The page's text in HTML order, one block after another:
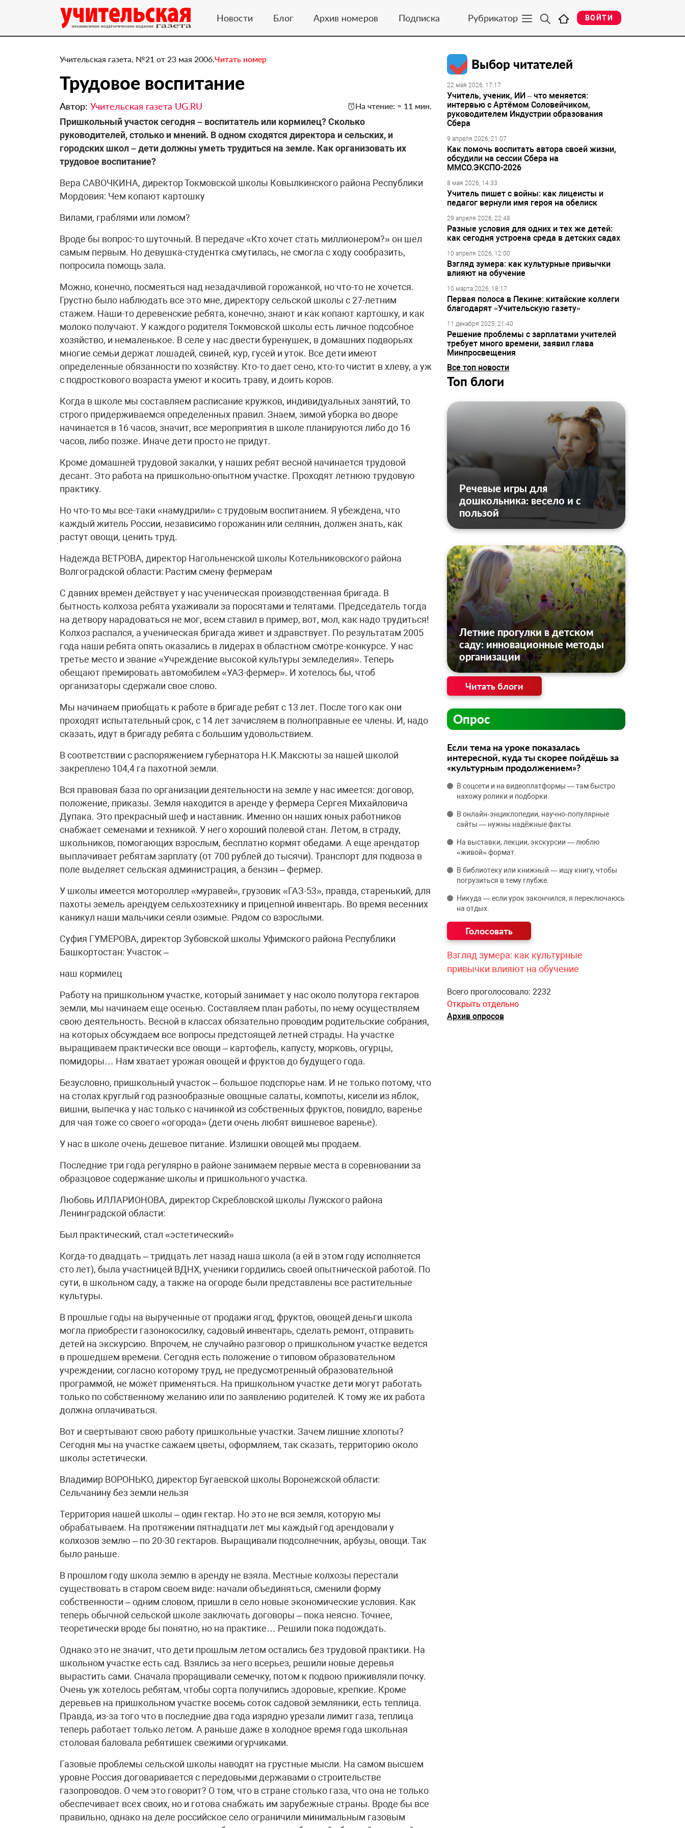
Новости Блог Архив номеров Подписка Рубрикатор ВОЙТИ
Учительская газета, №21 от 23 мая 2006.Читать номер
Трудовое воспитание
Автор: Учительская газета UG.RU На чтение: ≈ 11 мин.
Пришкольный участок сегодня – воспитатель или кормилец? Сколько
руководителей, столько и мнений. В одном сходятся директора и сельских, и
городских школ – дети должны уметь трудиться на земле. Как организовать их
трудовое воспитание?
Вера САВОЧКИНА, директор Токмовской школы Ковылкинского района Республики
Мордовия: Чем копают картошку
Вилами, граблями или ломом?
Вроде бы вопрос-то шуточный. В передаче «Кто хочет стать миллионером?» он шел
самым первым. Но девушка-студентка смутилась, не смогла с ходу сообразить,
попросила помощь зала.
Можно, конечно, посмеяться над незадачливой горожанкой, но что-то не хочется.
Грустно было наблюдать все это мне, директору сельской школы с 27-летним
стажем. Наши-то деревенские ребята, конечно, знают и как копают картошку, и как
молоко получают. У каждого родителя Токмовской школы есть личное подсобное
хозяйство, и немаленькое. В селе у нас двести буренушек, в домашних подворьях
многие семьи держат лошадей, свиней, кур, гусей и уток. Все дети имеют
определенные обязанности по хозяйству. Кто-то дает сено, кто-то чистит в хлеву, а уж
с подросткового возраста умеют и косить траву, и доить коров.
Когда в школе мы составляем расписание кружков, индивидуальных занятий, то
строго придерживаемся определенных правил. Знаем, зимой уборка во дворе
начинается в 16 часов, значит, все мероприятия в школе планируются либо до 16
часов, либо позже. Иначе дети просто не придут.
Кроме домашней трудовой закалки, у наших ребят весной начинается трудовой
десант. Это работа на пришкольно-опытном участке. Проходят летнюю трудовую
практику.
Но что-то мы все-таки «намудрили» с трудовым воспитанием. Я убеждена, что
каждый житель России, независимо горожанин или селянин, должен знать, как
растут овощи, ценить труд.
Надежда ВЕТРОВА, директор Нагольненской школы Котельниковского района
Волгоградской области: Растим смену фермерам
С давних времен действует у нас ученическая производственная бригада. В
бытность колхоза ребята ухаживали за поросятами и телятами. Председатель тогда
на детвору нарадоваться не мог, всем ставил в пример, вот, мол, как надо трудиться!
Колхоз распался, а ученическая бригада живет и здравствует. По результатам 2005
года наши ребята опять оказались в лидерах в областном смотре-конкурсе. У нас
третье место и звание «Учреждение высокой культуры земледелия». Теперь
обещают премировать автомобилем «УАЗ-фермер». И хотелось бы, чтоб
организаторы сдержали свое слово.
Мы начинаем приобщать к работе в бригаде ребят с 13 лет. После того как они
проходят испытательный срок, с 14 лет зачисляем в полноправные ее члены. И, надо
сказать, идут в бригаду ребята с большим удовольствием.
В соответствии с распоряжением губернатора Н.К.Максюты за нашей школой
закреплено 104,4 га пахотной земли.
Вся правовая база по организации деятельности на земле у нас имеется: договор,
положение, приказы. Земля находится в аренде у фермера Сергея Михайловича
Дупака. Это прекрасный шеф и наставник. Именно он наших юных работников
снабжает семенами и техникой. У него хороший полевой стан. Летом, в страду,
школьников, помогающих взрослым, бесплатно кормят обедами. А еще арендатор
выплачивает ребятам зарплату (от 700 рублей до тысячи). Транспорт для подвоза в
поле выделяет сельская администрация, а бензин – фермер.
У школы имеется мотороллер «муравей», грузовик «ГАЗ-53», правда, старенький, для
пахоты земель арендуем сельхозтехнику и прицепной инвентарь. Во время весенних
каникул наши мальчики сеяли озимые. Рядом со взрослыми.
Суфия ГУМЕРОВА, директор Зубовской школы Уфимского района Республики
Башкортостан: Участок –
наш кормилец
Работу на пришкольном участке, который занимает у нас около полутора гектаров
земли, мы начинаем еще осенью. Составляем план работы, по нему осуществляем
свою деятельность. Весной в классах обязательно проводим родительские собрания,
на которых обсуждаем все вопросы предстоящей летней страды. На участке
выращиваем практически все овощи – картофель, капусту, морковь, огурцы,
помидоры… Нам хватает урожая овощей и фруктов до будущего года.
Безусловно, пришкольный участок – большое подспорье нам. И не только потому, что
на столах круглый год разнообразные овощные салаты, компоты, кисели из яблок,
вишни, выпечка у нас только с начинкой из собственных фруктов, повидло, варенье
для чая тоже со своего «огорода» (дети очень любят вишневое варенье).
У нас в школе очень дешевое питание. Излишки овощей мы продаем.
Последние три года регулярно в районе занимаем первые места в соревновании за
образцовое содержание школы и пришкольного участка.
Любовь ИЛЛАРИОНОВА, директор Скребловской школы Лужского района
Ленинградской области:
Был практический, стал «эстетический»
Когда-то двадцать – тридцать лет назад наша школа (а ей в этом году исполняется
сто лет), была участницей ВДНХ, ученики гордились своей опытнической работой. По
сути, в школьном саду, а также на огороде были представлены все растительные
культуры.
В прошлые годы на вырученные от продажи ягод, фруктов, овощей деньги школа
могла приобрести газонокосилку, садовый инвентарь, сделать ремонт, отправить
детей на экскурсию. Впрочем, не случайно разговор о пришкольном участке ведется
в прошедшем времени. Сегодня есть положение о типовом образовательном
учреждении, согласно которому труд, не предусмотренный образовательной
программой, не может применяться. На пришкольном участке дети могут работать
только по собственному желанию или по заявлению родителей. К тому же их работа
должна оплачиваться.
Вот и свертывают свою работу пришкольные участки. Зачем лишние хлопоты?
Сегодня мы на участке сажаем цветы, оформляем, так сказать, территорию около
школы эстетически.
Владимир ВОРОНЬКО, директор Бугаевской школы Воронежской области:
Сельчанину без земли нельзя
Территория нашей школы – один гектар. Но это не вся земля, которую мы
обрабатываем. На протяжении пятнадцати лет мы каждый год арендовали у
колхозов землю – по 20-30 гектаров. Выращивали подсолнечник, арбузы, овощи. Так
было раньше.
В прошлом году школа землю в аренду не взяла. Местные колхозы перестали
существовать в старом своем виде: начали объединяться, сменили форму
собственности – одним словом, пришли в село новые экономические условия. Как
теперь обычной сельской школе заключать договоры – пока неясно. Точнее,
теоретически вроде бы понятно, но на практике… Решили пока подождать.
Однако это не значит, что дети прошлым летом остались без трудовой практики. На
школьном участке есть сад. Взялись за него всерьез, решили новые деревья
вырастить сами. Сначала проращивали семечку, потом к подвою приживляли почку.
Очень уж хотелось ребятам, чтобы сорта получились здоровые, крепкие. Кроме
деревьев на пришкольном участке восемь соток садовой земляники, есть теплица.
Правда, из-за того что в последние два года изрядно урезали лимит газа, теплица
теперь работает только летом. А раньше даже в холодное время года школьная
столовая баловала ребятишек свежими огурчиками.
Газовые проблемы сельской школы наводят на грустные мысли. На самом высшем
уровне Россия договаривается с передовыми державами о строительстве
газопроводов. О чем это говорит? О том, что в стране столько газа, что она не только
обеспечивает всех своих, но и готова снабжать им зарубежные страны. Вроде бы все
правильно, однако на деле российское село ограничили минимальным газовым
Выбор читателей
22 мая 2026, 17:17
Учитель, ученик, ИИ – что меняется:
интервью с Артёмом Соловейчиком,
руководителем Индустрии образования
Сбера
9 апреля 2026, 21:07
Как помочь воспитать автора своей жизни,
обсудили на сессии Сбера на
ММСО.ЭКСПО-2026
8 мая 2026, 14:33
Учитель пишет с войны: как лицеисты и
педагог вернули имя героя на обелиск
29 апреля 2026, 22:48
Разные условия для одних и тех же детей:
как сегодня устроена среда в детских садах
10 апреля 2026, 12:00
Взгляд зумера: как культурные привычки
влияют на обучение
10 марта 2026, 18:17
Первая полоса в Пекине: китайские коллеги
благодарят «Учительскую газету»
11 декабря 2025, 21:40
Решение проблемы с зарплатами учителей
требует много времени, заявил глава
Минпросвещения
Все топ новости
Топ блоги
Речевые игры для
дошкольника: весело и с
пользой
Летние прогулки в детском
саду: инновационные методы
организации
Читать блоги
Опрос
Если тема на уроке показалась
интересной, куда ты скорее пойдёшь за
«культурным продолжением»?
В соцсети и на видеоплатформы — там быстро
нахожу ролики и подборки.
В онлайн‑энциклопедии, научно‑популярные
сайты — нужны надёжные факты.
На выставки, лекции, экскурсии — люблю
«живой» формат.
В библиотеку или книжный — ищу книгу, чтобы
погрузиться в тему глубже.
Никуда — если урок закончился, я переключаюсь
на отдых.
Взгляд зумера: как культурные
привычки влияют на обучение
Всего проголосовало: 2232
Открыть отдельно
Архив опросов